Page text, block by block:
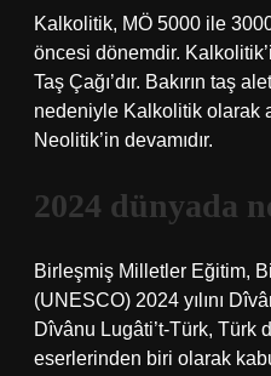
Kalkolitik, MÖ 5000 ile
öncesi dönemdir.
Taş Çağı’dır. Bakırın taş
nedeniyle Kalkolitik olarak
Neolitik’in devamıdır.
2024 dünyada
Birleşmiş Milletler Eğitim,
(UNESCO) 2024 yılını
Dîvânu Lugâti’t-Türk, Türk
eserlerinden biri olarak